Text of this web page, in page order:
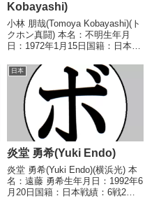
Kobayashi)
小林 朋哉(Tomoya Kobayashi)(ト
クホン真闘) 本名：不明生年月
日：1972年1月15日国籍：日本戦
得タイトル】なし 【戦歴】
1991/04/22 ●1RKO 土屋 光太
(赤坂)1991...
日本
炎堂 勇希(Yuki Endo)
炎堂 勇希(Yuki Endo)(横浜光) 本
名：遠藤 勇希生年月日：1992年6
月20日国籍：日本戦績：6戦2勝